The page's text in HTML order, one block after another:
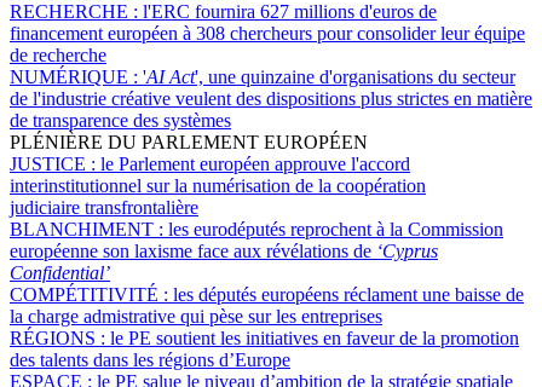
RECHERCHE : l'ERC fournira 627 millions d'euros de
financement européen à 308 chercheurs pour consolider leur équipe
de recherche
NUMÉRIQUE : 'AI Act', une quinzaine d'organisations du secteur
de l'industrie créative veulent des dispositions plus strictes en matière
de transparence des systèmes
PLÉNIÈRE DU PARLEMENT EUROPÉEN
JUSTICE : le Parlement européen approuve l'accord
interinstitutionnel sur la numérisation de la coopération
judiciaire transfrontalière
BLANCHIMENT : les eurodéputés reprochent à la Commission
européenne son laxisme face aux révélations de ‘Cyprus
Confidential’
COMPÉTITIVITÉ : les députés européens réclament une baisse de
la charge admistrative qui pèse sur les entreprises
RÉGIONS : le PE soutient les initiatives en faveur de la promotion
des talents dans les régions d’Europe
ESPACE : le PE salue le niveau d’ambition de la stratégie spatiale